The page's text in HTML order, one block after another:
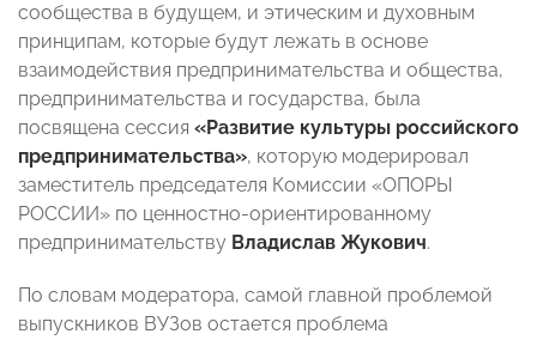
сообщества в будущем, и этическим и духовным
принципам, которые будут лежать в основе
взаимодействия предпринимательства и общества,
предпринимательства и государства, была
посвящена сессия «Развитие культуры российского
предпринимательства», которую модерировал
заместитель председателя Комиссии «ОПОРЫ
РОССИИ» по ценностно-ориентированному
предпринимательству Владислав Жукович.
По словам модератора, самой главной проблемой
выпускников ВУЗов остается проблема